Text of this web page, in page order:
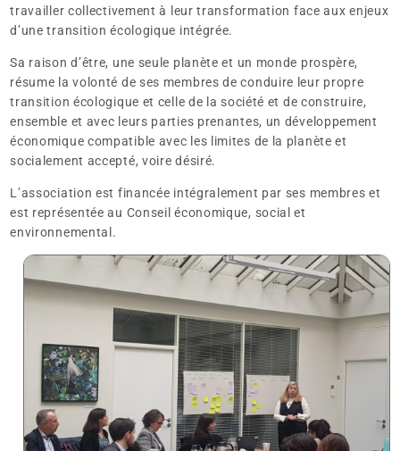
travailler collectivement à leur transformation face aux enjeux
d’une transition écologique intégrée.
Sa raison d’être, une seule planète et un monde prospère,
résume la volonté de ses membres de conduire leur propre
transition écologique et celle de la société et de construire,
ensemble et avec leurs parties prenantes, un développement
économique compatible avec les limites de la planète et
socialement accepté, voire désiré.
L’association est financée intégralement par ses membres et
est représentée au Conseil économique, social et
environnemental.